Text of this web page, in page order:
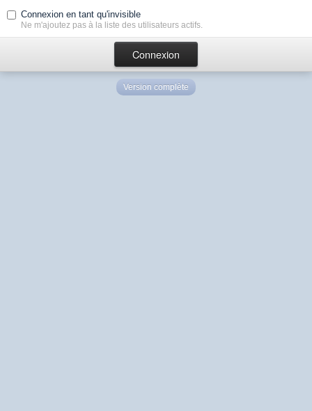
Connexion en tant qu'invisible
Ne m'ajoutez pas à la liste des utilisateurs actifs.
Version complète